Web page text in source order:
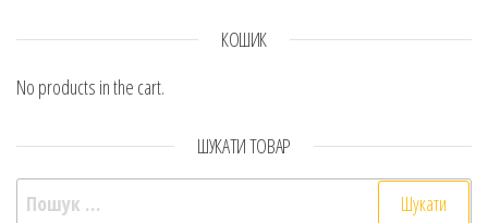
КОШИК
No products in the cart.
ШУКАТИ ТОВАР
Пошук: